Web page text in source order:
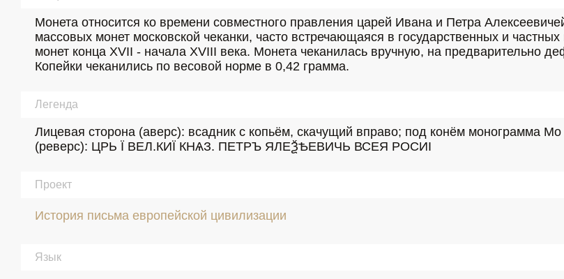
Монета относится ко времени совместного правления царей Ивана и Петра
массовых монет московской чеканки, часто встречающаяся в государственных и
монет конца XVII - начала XVIII века. Монета чеканилась вручную, на предварительно
Копейки чеканились по весовой норме в 0,42 грамма.
Легенда
Лицевая сторона (аверс): всадник с копьём, скачущий вправо; под конём монограмма
(реверс): ЦРЬ Ï ВЕЛ.КИÏ КНѦЗ. ПЕТРЪ ЯЛЕѮѢЕВИЧЬ ВСЕЯ РОСИI
Проект
История письма европейской цивилизации
Язык